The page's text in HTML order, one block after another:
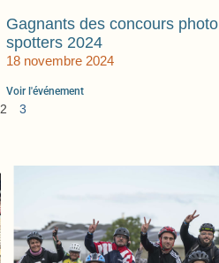
Gagnants des concours photo
spotters 2024
18 novembre 2024
Voir l'événement
2 3